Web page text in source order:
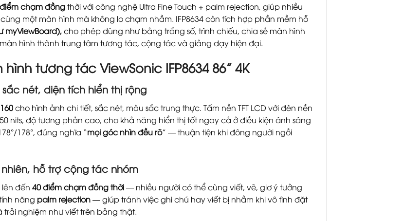
chạm đồngthời với công nghệ Ultra Fine Touch + palm rejection, giúp nhiều
một màn hình mà không lo chạm nhầm. IFP8634 còn tích hợp phần mềm hỗ
myViewBoard),cho phép dùng như bảng trắng số, trình chiếu, chia sẻ màn hình
hình thành trung tâm tương tác, cộng tác và giảng dạy hiện đại.
tương tác ViewSonic IFP8634 86” 4K
sắc nét, diện tích hiển thị rộng
cho hình ảnh chi tiết, sắc nét, màu sắc trung thực. Tấm nền TFT LCD với đèn nền
nits, độ tương phản cao, cho khả năng hiển thị tốt ngay cả ở điều kiện ánh sáng
178°, đúng nghĩa “mọi góc nhìn đều rõ” — thuận tiện khi đông người ngồi
hỗ trợ cộng tác nhóm
lên đến 40 điểm chạm đồng thời— nhiều người có thể cùng viết, vẽ, giơ ý tưởng
năng palm rejection— giúp tránh việc ghi chú hay viết bị nhầm khi vô tình đặt
nghiệm như viết trên bảng thật.